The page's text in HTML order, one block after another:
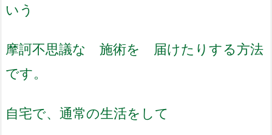
いう
摩訶不思議な 施術を 届けたりする方法
です。
自宅で、通常の生活をして